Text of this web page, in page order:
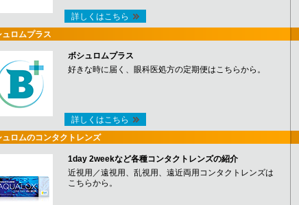
詳しくはこちら
ュロムプラス
ボシュロムプラス
好きな時に届く、眼科医処方の定期便はこちらから。
詳しくはこちら
ュロムのコンタクトレンズ
1day 2weekなど各種コンタクトレンズの紹介
近視用／遠視用、乱視用、遠近両用コンタクトレンズは
こちらから。